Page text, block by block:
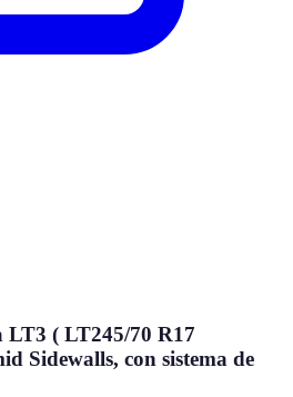
( LT245/70 R17
Sidewalls, con sistema de